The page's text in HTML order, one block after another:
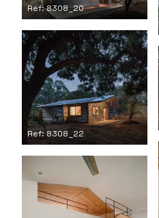
Ref: 8308_20
Ref: 8308_22